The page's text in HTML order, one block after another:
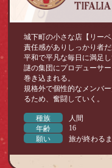
城下町の小さな店【リー
責任感がありしっかり者だ
平和で平凡な毎日に満足
謎の集団にプロデューサ
巻き込まれる。
規格外で個性的なメンバ
るため、奮闘していく。
種族
人間
年齢
16
願い
旅が終わる